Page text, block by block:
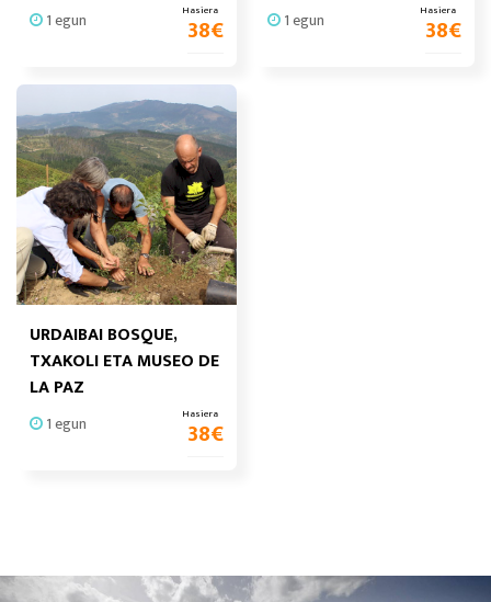
1 egun Hasiera
38€ 1 egun Hasiera
38€
URDAIBAI BOSQUE,
TXAKOLI ETA MUSEO DE
LA PAZ
1 egun Hasiera
38€